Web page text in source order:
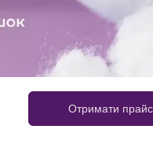
Отримати прайс